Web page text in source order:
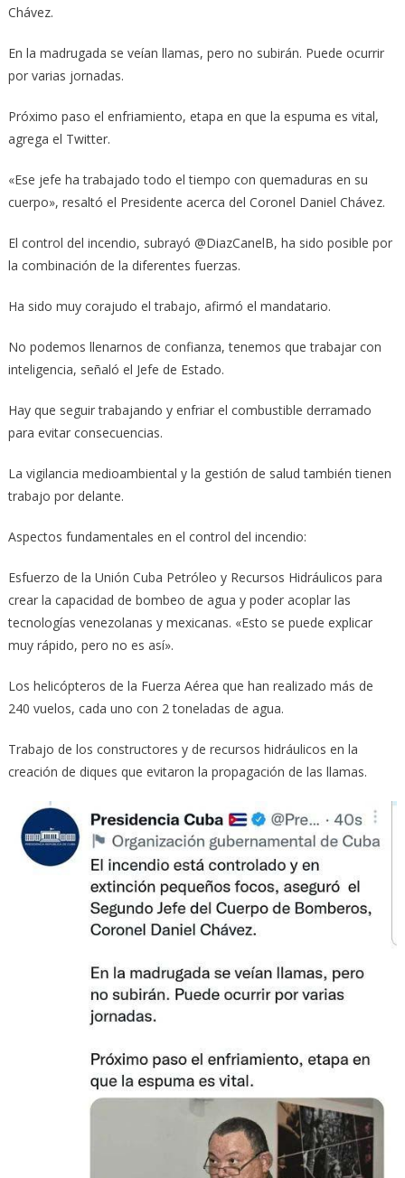
Chávez.
En la madrugada se veían llamas, pero no subirán. Puede ocurrir
por varias jornadas.
Próximo paso el enfriamiento, etapa en que la espuma es vital,
agrega el Twitter.
«Ese jefe ha trabajado todo el tiempo con quemaduras en su
cuerpo», resaltó el Presidente acerca del Coronel Daniel Chávez.
El control del incendio, subrayó @DiazCanelB, ha sido posible por
la combinación de la diferentes fuerzas.
Ha sido muy corajudo el trabajo, afirmó el mandatario.
No podemos llenarnos de confianza, tenemos que trabajar con
inteligencia, señaló el Jefe de Estado.
Hay que seguir trabajando y enfriar el combustible derramado
para evitar consecuencias.
La vigilancia medioambiental y la gestión de salud también tienen
trabajo por delante.
Aspectos fundamentales en el control del incendio:
Esfuerzo de la Unión Cuba Petróleo y Recursos Hidráulicos para
crear la capacidad de bombeo de agua y poder acoplar las
tecnologías venezolanas y mexicanas. «Esto se puede explicar
muy rápido, pero no es así».
Los helicópteros de la Fuerza Aérea que han realizado más de
240 vuelos, cada uno con 2 toneladas de agua.
Trabajo de los constructores y de recursos hidráulicos en la
creación de diques que evitaron la propagación de las llamas.